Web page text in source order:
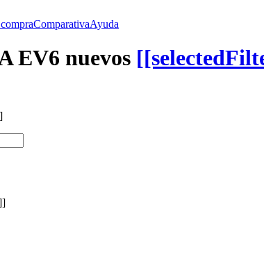
ComparativaAyuda
EV6 nuevos